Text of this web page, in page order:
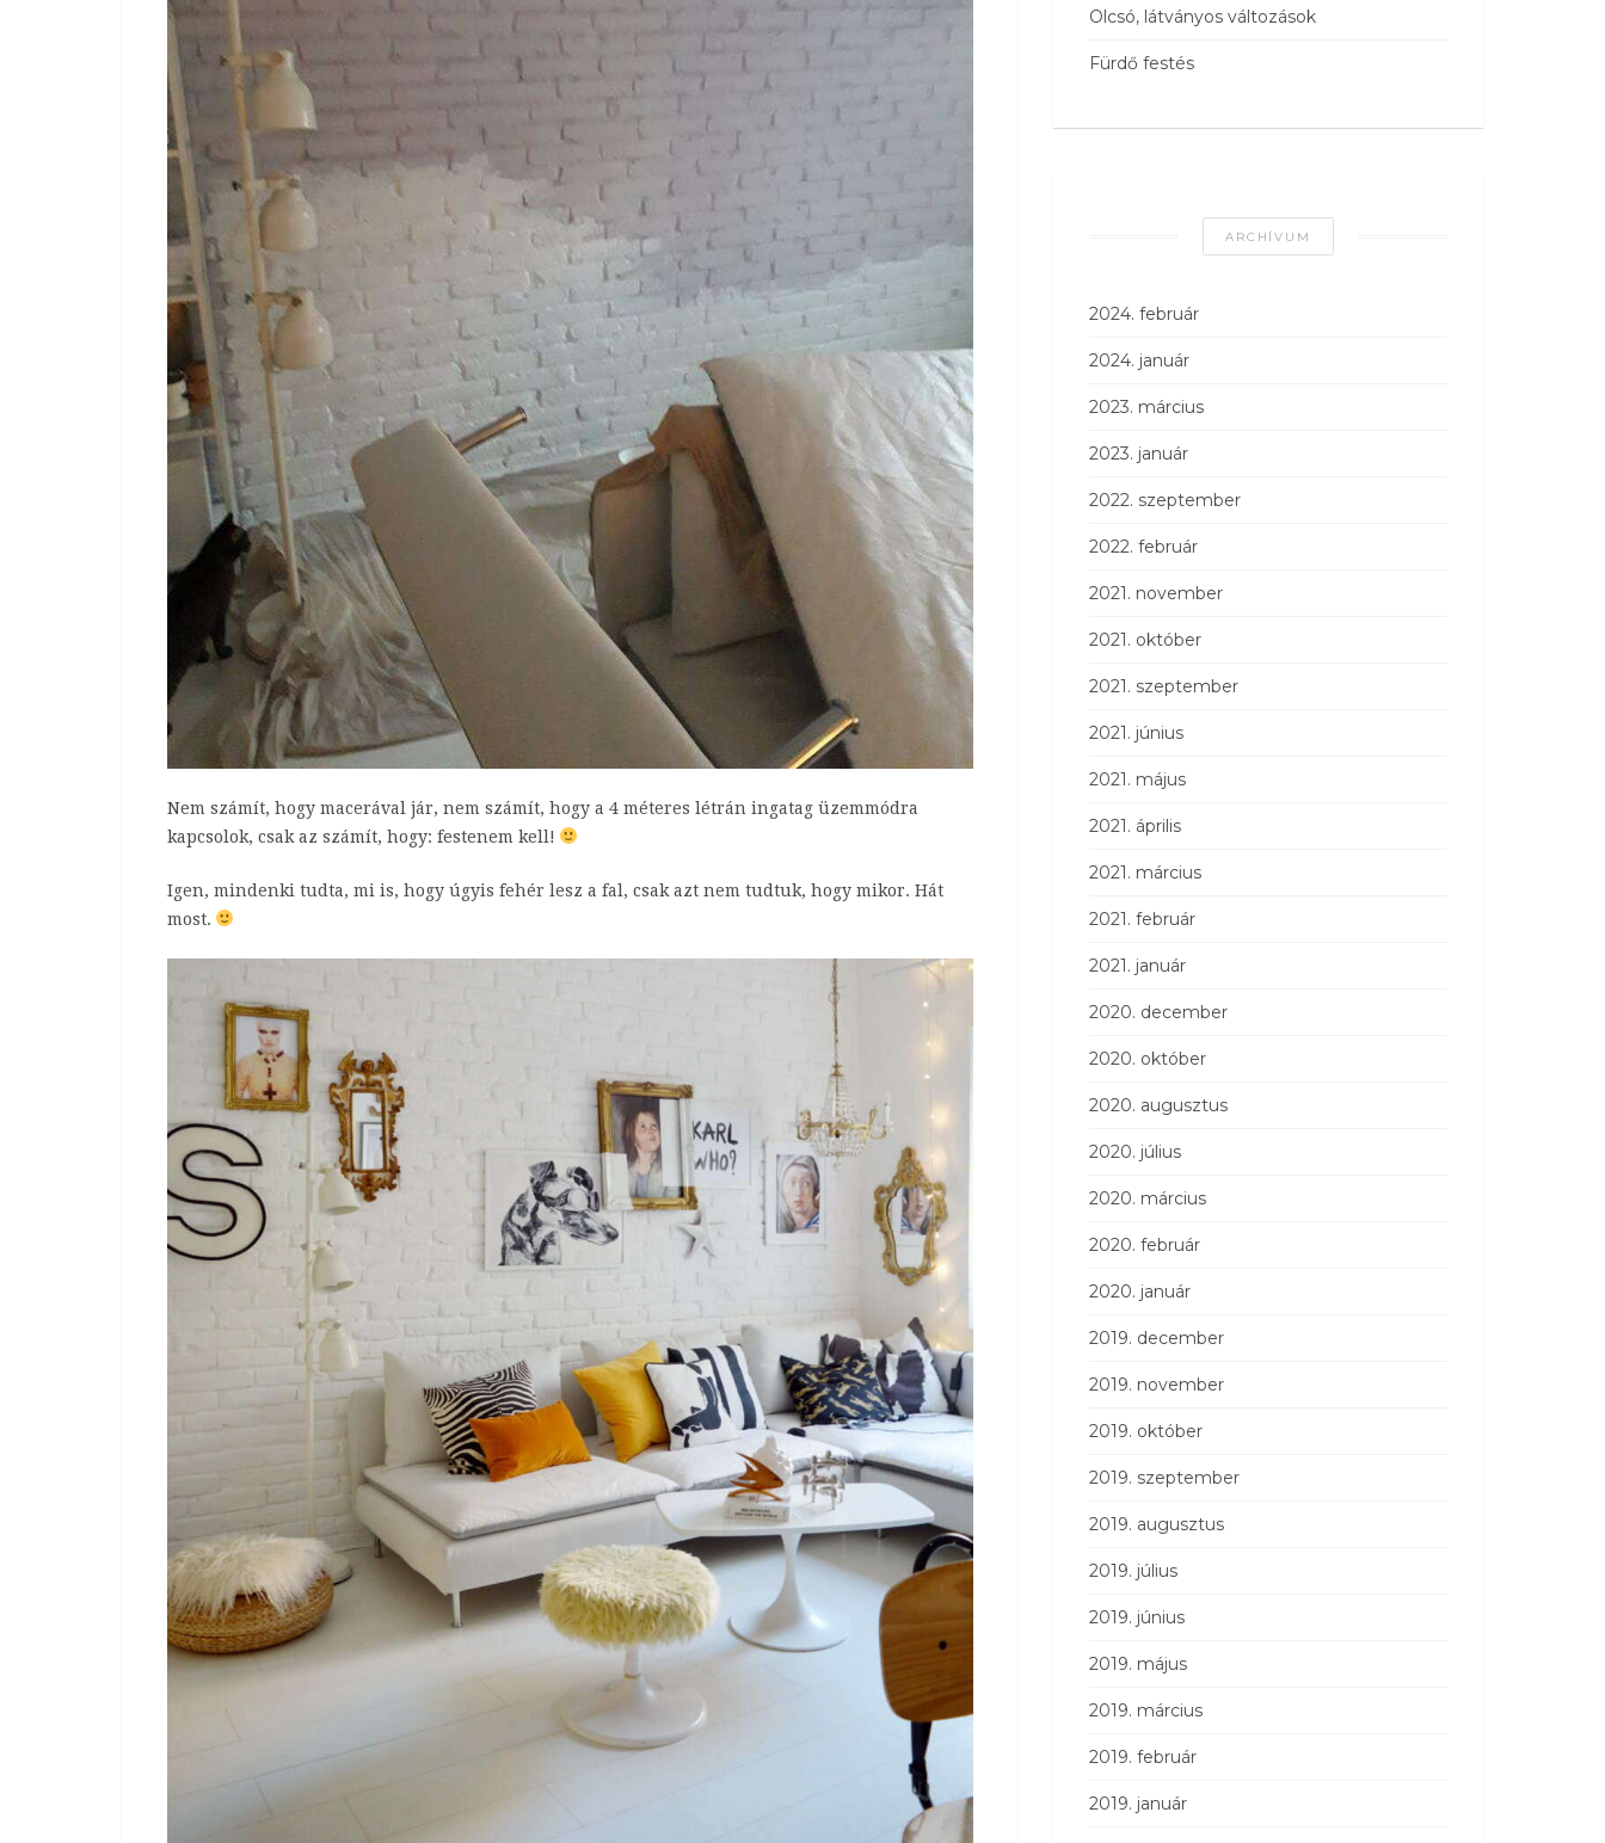
Nem számít, hogy macerával jár, nem számít, hogy a 4 méteres létrán ingatag üzemmódra
kapcsolok, csak az számít, hogy: festenem kell!
Igen, mindenki tudta, mi is, hogy úgyis fehér lesz a fal, csak azt nem tudtuk, hogy mikor. Hát
most.
Olcsó, látványos változások
Fürdő festés
ARCHÍVUM
2024. február
2024. január
2023. március
2023. január
2022. szeptember
2022. február
2021. november
2021. október
2021. szeptember
2021. június
2021. május
2021. április
2021. március
2021. február
2021. január
2020. december
2020. október
2020. augusztus
2020. július
2020. március
2020. február
2020. január
2019. december
2019. november
2019. október
2019. szeptember
2019. augusztus
2019. július
2019. június
2019. május
2019. március
2019. február
2019. január